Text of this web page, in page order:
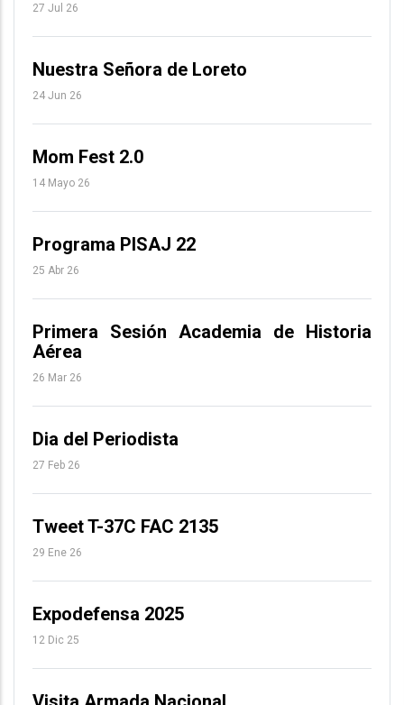
27 Jul 26
Nuestra Señora de Loreto
24 Jun 26
Mom Fest 2.0
14 Mayo 26
Programa PISAJ 22
25 Abr 26
Primera Sesión Academia de Historia
Aérea
26 Mar 26
Dia del Periodista
27 Feb 26
Tweet T-37C FAC 2135
29 Ene 26
Expodefensa 2025
12 Dic 25